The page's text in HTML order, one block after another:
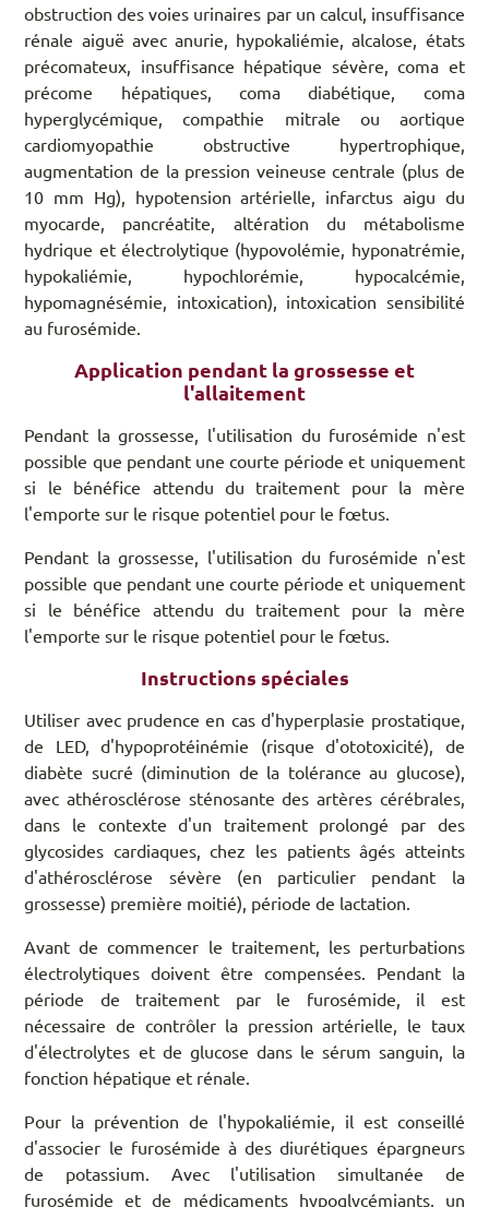
obstruction des voies urinaires par un calcul, insuffisance
rénale aiguë avec anurie, hypokaliémie, alcalose, états
précomateux, insuffisance hépatique sévère, coma et
précome hépatiques, coma diabétique, coma
hyperglycémique, compathie mitrale ou aortique
cardiomyopathie obstructive hypertrophique,
augmentation de la pression veineuse centrale (plus de
10 mm Hg), hypotension artérielle, infarctus aigu du
myocarde, pancréatite, altération du métabolisme
hydrique et électrolytique (hypovolémie, hyponatrémie,
hypokaliémie, hypochlorémie, hypocalcémie,
hypomagnésémie, intoxication), intoxication sensibilité
au furosémide.
Application pendant la grossesse et
l'allaitement
Pendant la grossesse, l'utilisation du furosémide n'est
possible que pendant une courte période et uniquement
si le bénéfice attendu du traitement pour la mère
l'emporte sur le risque potentiel pour le fœtus.
Pendant la grossesse, l'utilisation du furosémide n'est
possible que pendant une courte période et uniquement
si le bénéfice attendu du traitement pour la mère
l'emporte sur le risque potentiel pour le fœtus.
Instructions spéciales
Utiliser avec prudence en cas d'hyperplasie prostatique,
de LED, d'hypoprotéinémie (risque d'ototoxicité), de
diabète sucré (diminution de la tolérance au glucose),
avec athérosclérose sténosante des artères cérébrales,
dans le contexte d'un traitement prolongé par des
glycosides cardiaques, chez les patients âgés atteints
d'athérosclérose sévère (en particulier pendant la
grossesse) première moitié), période de lactation.
Avant de commencer le traitement, les perturbations
électrolytiques doivent être compensées. Pendant la
période de traitement par le furosémide, il est
nécessaire de contrôler la pression artérielle, le taux
d'électrolytes et de glucose dans le sérum sanguin, la
fonction hépatique et rénale.
Pour la prévention de l'hypokaliémie, il est conseillé
d'associer le furosémide à des diurétiques épargneurs
de potassium. Avec l'utilisation simultanée de
furosémide et de médicaments hypoglycémiants, un